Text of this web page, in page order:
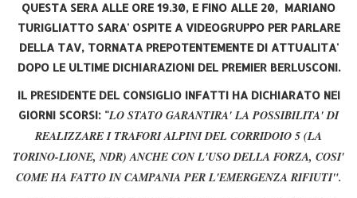
QUESTA SERA ALLE ORE 19.30, E FINO ALLE 20, MARIANO
TURIGLIATTO SARA' OSPITE A VIDEOGRUPPO PER PARLARE
DELLA TAV, TORNATA PREPOTENTEMENTE DI ATTUALITA'
DOPO LE ULTIME DICHIARAZIONI DEL PREMIER BERLUSCONI.
IL PRESIDENTE DEL CONSIGLIO INFATTI HA DICHIARATO NEI
GIORNI SCORSI: "LO STATO GARANTIRA' LA POSSIBILITA' DI
REALIZZARE I TRAFORI ALPINI DEL CORRIDOIO 5 (LA
TORINO-LIONE, NDR) ANCHE CON L'USO DELLA FORZA, COSI'
COME HA FATTO IN CAMPANIA PER L'EMERGENZA RIFIUTI".